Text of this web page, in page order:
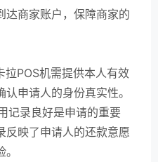
达商家账户，保障商家的
拉POS机需提供本人有效
申请人的身份真实性。
记录良好是申请的重要
反映了申请人的还款意愿